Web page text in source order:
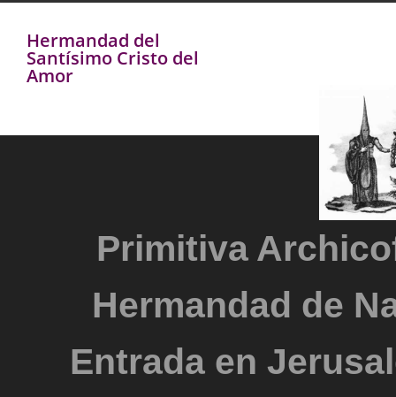
Hermandad del
Santísimo Cristo del
Amor
Primitiva
Hermandad de
Entrada en